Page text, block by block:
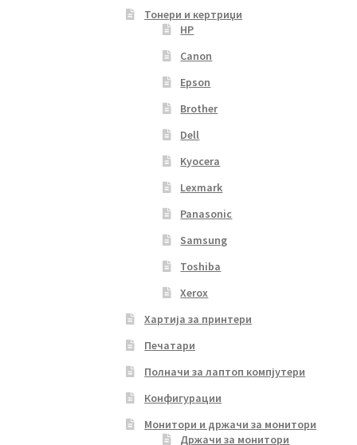
Тонери и кертриџи
HP
Canon
Epson
Brother
Dell
Kyocera
Lexmark
Panasonic
Samsung
Toshiba
Xerox
Хартија за принтери
Печатари
Полначи за лаптоп компјутери
Конфигурации
Монитори и држачи за монитори
Држачи за монитори